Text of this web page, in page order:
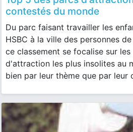
contestés du monde
Du parc faisant travailler les
HSBC à la ville des personnes
ce classement se focalise sur les
d'attraction les plus insolites au
bien par leur thème que par leur